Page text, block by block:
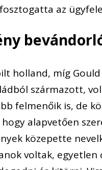
az
holland, míg
származott,
felmenőik is, de
alapvetően
közepette
voltak, egyetlen